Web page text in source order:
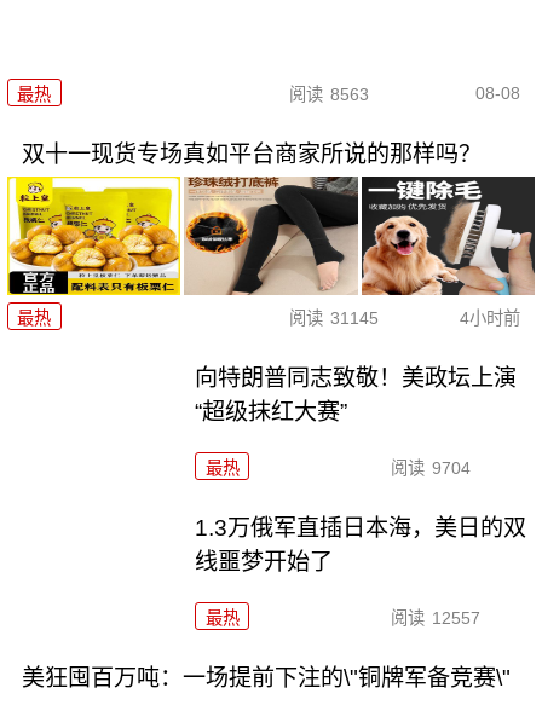
最热 阅读 8563 08-08
双十一现货专场真如平台商家所说的那样吗？
最热 阅读 31145 4小时前
向特朗普同志致敬！美政坛上演
“超级抹红大赛”
最热 阅读 9704
1.3万俄军直插日本海，美日的双
线噩梦开始了
最热 阅读 12557
美狂囤百万吨：一场提前下注的\"铜牌军备竞赛\"